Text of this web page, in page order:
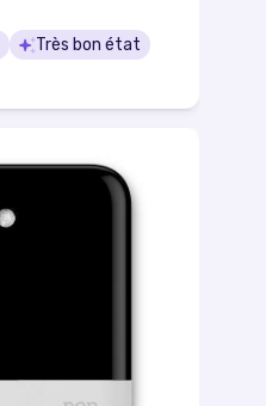
Très bon état